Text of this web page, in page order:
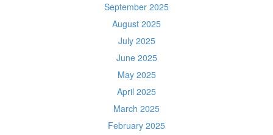
September 2025
August 2025
July 2025
June 2025
May 2025
April 2025
March 2025
February 2025